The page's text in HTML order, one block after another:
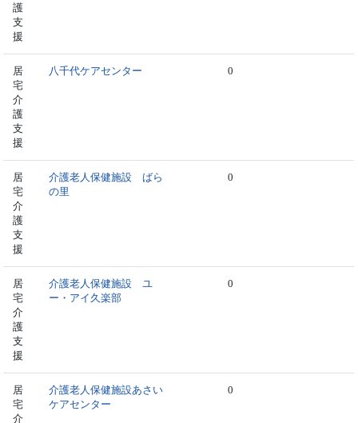
護
支
援
居
宅
介
護
支
援
八千代ケアセンター 0
居
宅
介
護
支
援
介護老人保健施設 ばら
の里
0
居
宅
介
護
支
援
介護老人保健施設 ユ
ー・アイ久楽部
0
居
宅
介
介護老人保健施設あさい
ケアセンター
0